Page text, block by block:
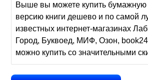
Выше вы можете купить бумажную
версию книги дешево и по самой
известных интернет-магазинах
Город, Буквоед, МИФ, Озон,
можно купить со значительными